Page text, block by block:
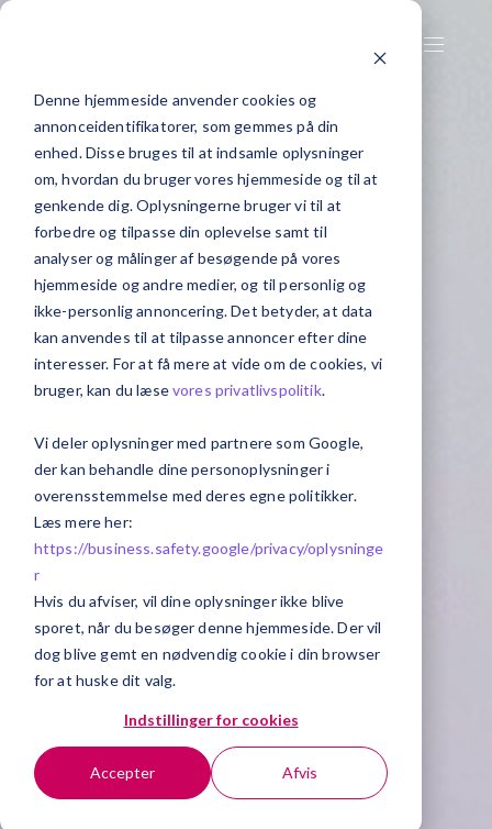
Denne hjemmeside anvender cookies og
annonceidentifikatorer, som gemmes på din
enhed. Disse bruges til at indsamle oplysninger
om, hvordan du bruger vores hjemmeside og til at
genkende dig. Oplysningerne bruger vi til at
forbedre og tilpasse din oplevelse samt til
analyser og målinger af besøgende på vores
hjemmeside og andre medier, og til personlig og
ikke-personlig annoncering. Det betyder, at data
kan anvendes til at tilpasse annoncer efter dine
interesser. For at få mere at vide om de cookies, vi
bruger, kan du læsevores privatlivspolitik.
Vi deler oplysninger med partnere som Google,
der kan behandle dine personoplysninger i
overensstemmelse med deres egne politikker.
Læs mere her:
https://business.safety.google/privacy/oplysninge
r
Hvis du afviser, vil dine oplysninger ikke blive
sporet, når du besøger denne hjemmeside. Der vil
dog blive gemt en nødvendig cookie i din browser
for at huske dit valg.
Indstillinger for cookies
Accepter Afvis